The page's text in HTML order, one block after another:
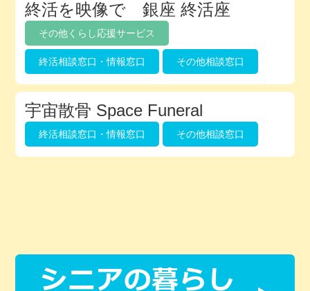
終活を映像で 銀座 終活座
その他くらし応援サービス
終活相談窓口・情報窓口 その他相談窓口
宇宙散骨 Space Funeral
終活相談窓口・情報窓口 その他相談窓口